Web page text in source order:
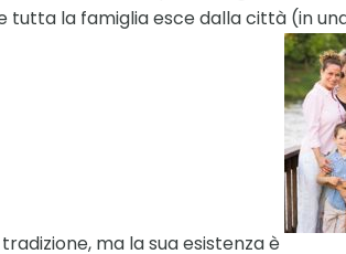
tutta la famiglia esce dalla città (in
ma la sua esistenza è